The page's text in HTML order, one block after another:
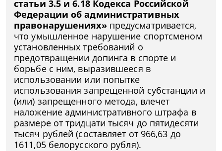
статьи 3.5 и 6.18 Кодекса Российской
Федерации об административных
правонарушениях»предусматривается,
что умышленное нарушение спортсменом
установленных требований о
предотвращении допинга в спорте и
борьбе с ним, выразившееся в
использовании или попытке
использования запрещенной субстанции и
(или) запрещенного метода, влечет
наложение административного штрафа в
размере от тридцати тысяч до пятидесяти
тысяч рублей (составляет от 966,63 до
1611,05 белорусского рубля).